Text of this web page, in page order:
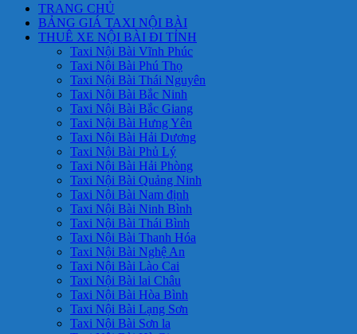
TRANG CHỦ
BẢNG GIÁ TAXI NỘI BÀI
THUÊ XE NỘI BÀI ĐI TỈNH
Taxi Nội Bài Vĩnh Phúc
Taxi Nội Bài Phú Thọ
Taxi Nội Bài Thái Nguyên
Taxi Nội Bài Bắc Ninh
Taxi Nội Bài Bắc Giang
Taxi Nội Bài Hưng Yên
Taxi Nội Bài Hải Dương
Taxi Nội Bài Phủ Lý
Taxi Nội Bài Hải Phòng
Taxi Nội Bài Quảng Ninh
Taxi Nội Bài Nam định
Taxi Nội Bài Ninh Bình
Taxi Nội Bài Thái Bình
Taxi Nội Bài Thanh Hóa
Taxi Nội Bài Nghệ An
Taxi Nội Bài Lào Cai
Taxi Nội Bài lai Châu
Taxi Nội Bài Hòa Bình
Taxi Nội Bài Lạng Sơn
Taxi Nội Bài Sơn la